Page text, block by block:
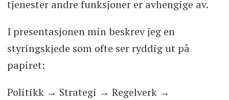
tjenester andre funksjoner er avhengige av.
I presentasjonen min beskrev jeg en
styringskjede som ofte ser ryddig ut på
papiret:
Politikk → Strategi → Regelverk →